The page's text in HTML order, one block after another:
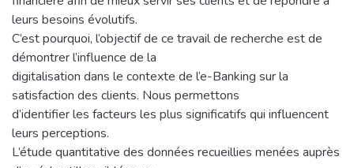
leurs besoins évolutifs.
C’est pourquoi, l’objectif de ce travail de recherche est de
démontrer l’influence de la
digitalisation dans le contexte de l’e-Banking sur la
satisfaction des clients. Nous permettons
d’identifier les facteurs les plus significatifs qui influencent
leurs perceptions.
L’étude quantitative des données recueillies menées auprès